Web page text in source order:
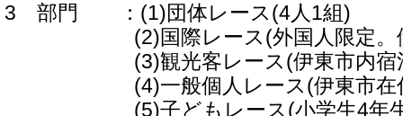
3 部門 ：(1)団体レース(4人1組)
(2)国際レース(外国人限定。伊
(3)観光客レース(伊東市内宿泊
(4)一般個人レース(伊東市在住
(5)子どもレース(小学生4年生